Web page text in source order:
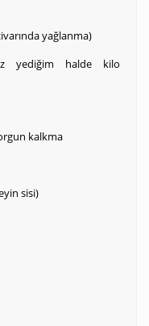
yağlanma)
yediğim halde kilo
kalkma
sisi)